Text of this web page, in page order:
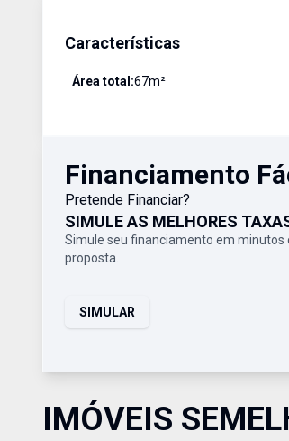
Características
Área total:67m²
Financiamento
Pretende Financiar?
SIMULE AS MELHORES
Simule seu financiamento em minutos
proposta.
SIMULAR
IMÓVEIS